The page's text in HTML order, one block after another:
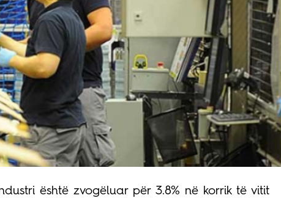
është zvogëluar për 3.8% në korrik të vitit